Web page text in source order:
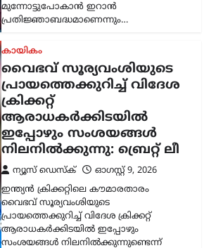
മുന്നോട്ടുപോകാൻ ഇറാൻ
പ്രതിജ്ഞാബദ്ധമാണെന്നും…
കായികം
വൈഭവ് സൂര്യവംശിയുടെ
പ്രായത്തെക്കുറിച്ച് വിദേശ
ക്രിക്കറ്റ്
ആരാധകർക്കിടയിൽ
ഇപ്പോഴും സംശയങ്ങൾ
നിലനിൽക്കുന്നു: ബ്രെറ്റ് ലീ
ന്യൂസ് ഡെസ്ക്
ഓഗസ്റ്റ്‌ 9, 2026
ഇന്ത്യൻ ക്രിക്കറ്റിലെ കൗമാരതാരം
വൈഭവ് സൂര്യവംശിയുടെ
പ്രായത്തെക്കുറിച്ച് വിദേശ ക്രിക്കറ്റ്
ആരാധകർക്കിടയിൽ ഇപ്പോഴും
സംശയങ്ങൾ നിലനിൽക്കുന്നുണ്ടെന്ന്